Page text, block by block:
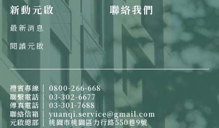
新動元啟
最新消息
閱讀元啟
聯絡我們
禮賓專線
0800-266-668
聯繫電話
03-302-6677
傳真電話
03-301-7688
聯絡信箱
yuanqi.service@gmail.com
元啟總部
桃園市桃園區力行路550巷9號